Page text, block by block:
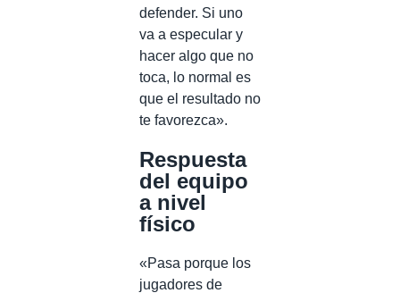
defender. Si uno
va a especular y
hacer algo que no
toca, lo normal es
que el resultado no
te favorezca».
Respuesta
del equipo
a nivel
físico
«Pasa porque los
jugadores de